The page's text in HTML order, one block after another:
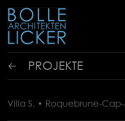
PROJEKTE
Villa S. • Roquebrune-